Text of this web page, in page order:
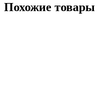
Похожие товары